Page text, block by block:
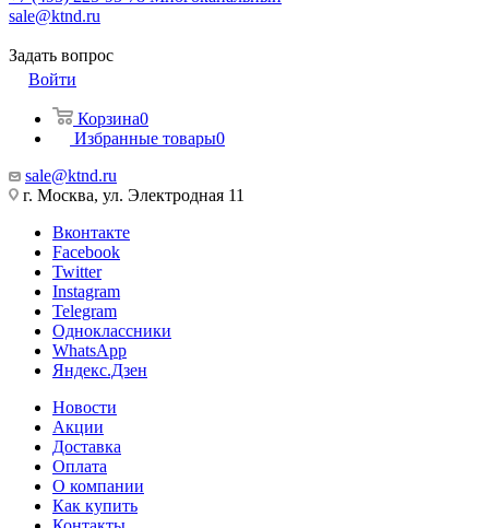
sale@ktnd.ru
Задать вопрос
Войти
Корзина0
Избранные товары0
sale@ktnd.ru
г. Москва, ул. Электродная 11
Вконтакте
Facebook
Twitter
Instagram
Telegram
Одноклассники
WhatsApp
Яндекс.Дзен
Новости
Акции
Доставка
Оплата
О компании
Как купить